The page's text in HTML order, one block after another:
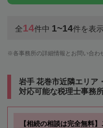
全14件中 1~14件を表
各事務所の詳細情報とお問い合わ
岩手 花巻市近隣エリア
対応可能な税理士事務
【相続の相談は完全無料